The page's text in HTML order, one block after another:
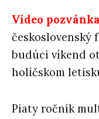
Video
československý
budúci víkend
holíčskom
Piaty ročník